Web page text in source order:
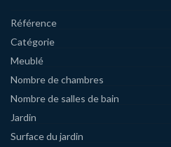
Référence
Catégorie
Meublé
Nombre de chambres
Nombre de salles de bain
Jardin
Surface du jardin